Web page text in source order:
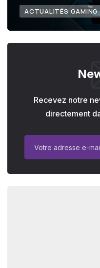
ACTUALITÉS GAMING
Recevez notre
directement